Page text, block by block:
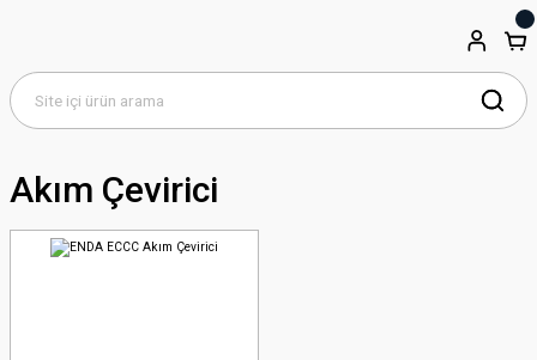
Akım Çevirici